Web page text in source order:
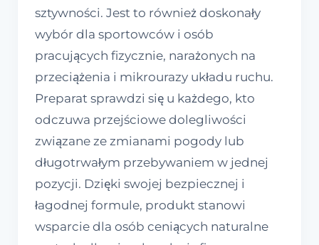
sztywności. Jest to również doskonały
wybór dla sportowców i osób
pracujących fizycznie, narażonych na
przeciążenia i mikrourazy układu ruchu.
Preparat sprawdzi się u każdego, kto
odczuwa przejściowe dolegliwości
związane ze zmianami pogody lub
długotrwałym przebywaniem w jednej
pozycji. Dzięki swojej bezpiecznej i
łagodnej formule, produkt stanowi
wsparcie dla osób ceniących naturalne